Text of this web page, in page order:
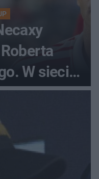
W sieci
pojedynku